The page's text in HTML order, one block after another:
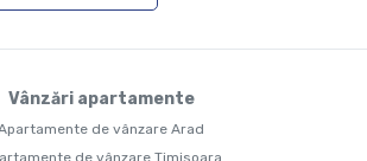
Vânzări apartamente
de vânzare Arad
de vânzare Timisoara